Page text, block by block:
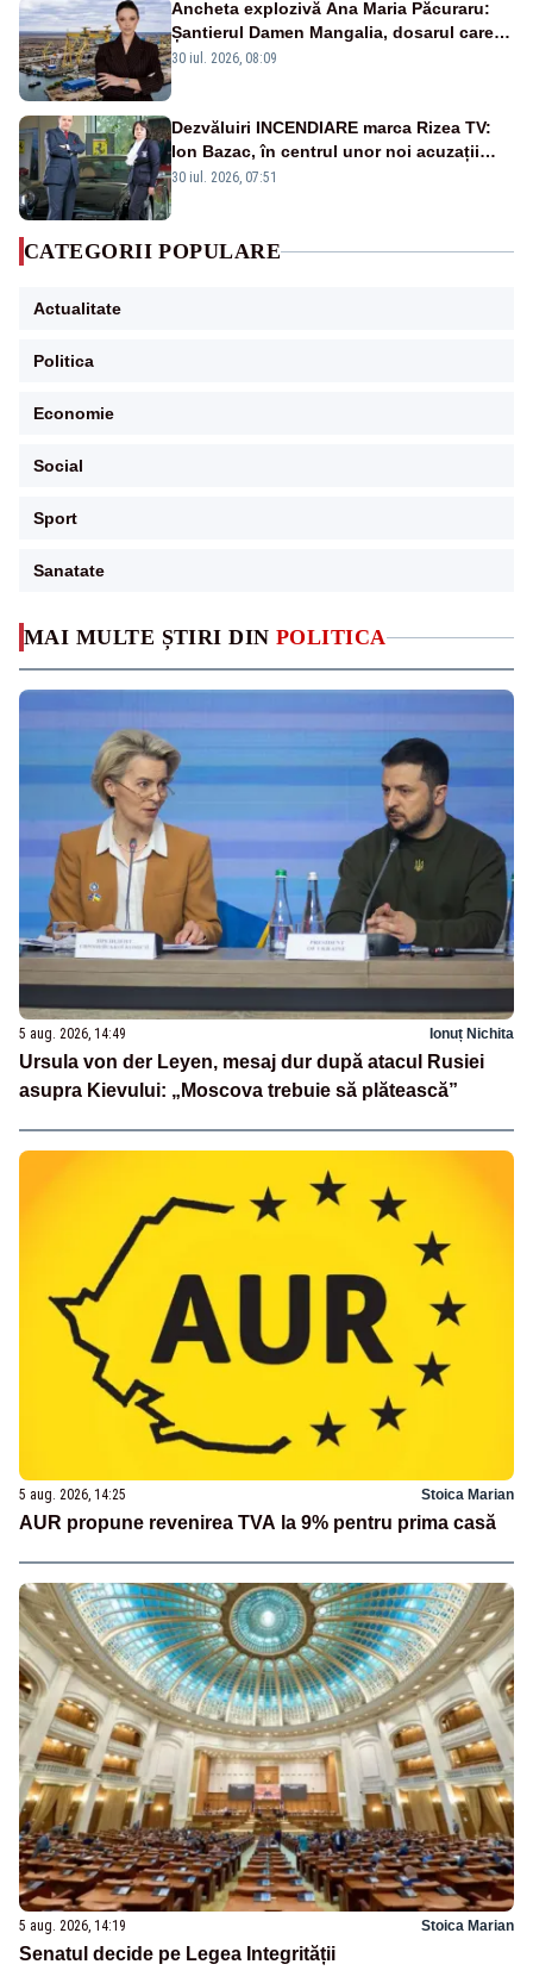
MAI MULTE ȘTIRI DIN POLITICA
5 aug. 2026, 14:49 Ionuț Nichita
Ursula von der Leyen, mesaj dur după atacul Rusiei
asupra Kievului: „Moscova trebuie să plătească”
5 aug. 2026, 14:25 Stoica Marian
AUR propune revenirea TVA la 9% pentru prima casă
5 aug. 2026, 14:19 Stoica Marian
Senatul decide pe Legea Integrității
Ancheta explozivă Ana Maria Păcuraru:
Șantierul Damen Mangalia, dosarul care
scufundă apărarea României
30 iul. 2026, 08:09
Dezvăluiri INCENDIARE marca Rizea TV:
Ion Bazac, în centrul unor noi acuzații
publice
30 iul. 2026, 07:51
CATEGORII POPULARE
Actualitate
Politica
Economie
Social
Sport
Sanatate